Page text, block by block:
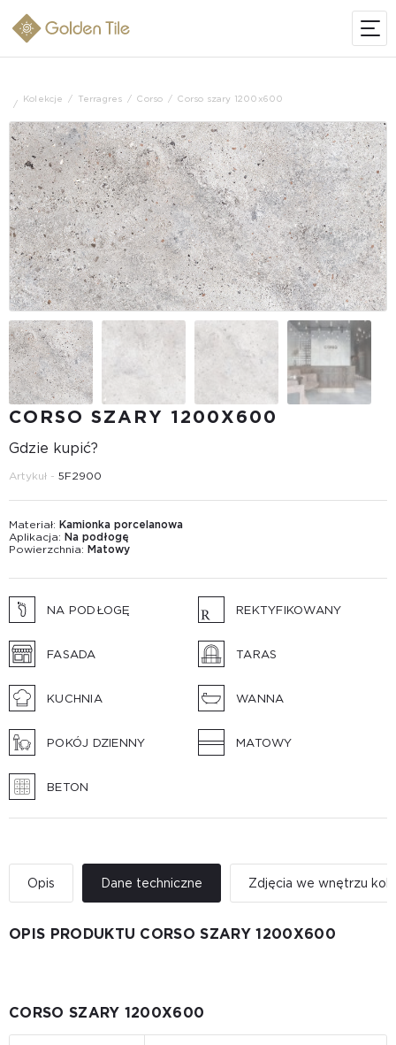
Kolekcje Terragres Corso Corso szary 1200x600
CORSO SZARY 1200X600
Gdzie kupić?
Artykuł - 5F2900
Materiał: Kamionka porcelanowa
Aplikacja: Na podłogę
Powierzchnia: Matowy
NA PODŁOGĘ REKTYFIKOWANY
FASADA TARAS
KUCHNIA WANNA
POKÓJ DZIENNY MATOWY
BETON
Opis Dane techniczne Zdjęcia we wnętrzu
OPIS PRODUKTU CORSO SZARY 1200X600
CORSO SZARY 1200X600